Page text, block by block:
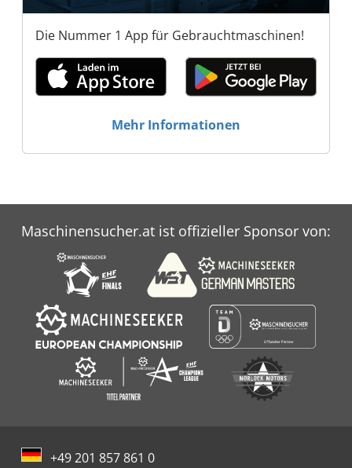
Die Nummer 1 App für Gebrauchtmaschinen!
Mehr Informationen
Maschinensucher.at ist offizieller Sponsor von:
+49 201 857 861 0